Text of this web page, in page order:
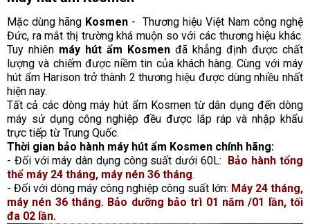
Mặc dùng hãng Kosmen -  Thương hiệu Việt Nam công nghệ
Đức, ra mắt thị trường khá muộn so với các thương hiệu khác.
Tuy nhiên máy hút ẩm Kosmen đã khẳng định được chất
lượng và chiếm được niềm tin của khách hàng. Cùng với máy
hút ẩm Harison trở thành 2 thương hiệu được dùng nhiều nhất
hiện nay.
Tất cả các dòng máy hút ẩm Kosmen từ dân dụng đến dòng
máy sử dụng công nghiệp đều được lắp ráp và nhập khẩu
trực tiếp từ Trung Quốc.
Thời gian bảo hành máy hút ẩm Kosmen chính hãng:
- Đối với máy dân dụng công suất dưới 60L:
Bảo hành tổng
thể máy 24 tháng, máy nén 36 tháng.
- Đối với dòng máy công nghiệp công suất lớn: Máy 24 tháng,
máy nén 36 tháng. Bảo dưỡng bảo trì 01 năm /01 lần, tối
đa 02 lần.